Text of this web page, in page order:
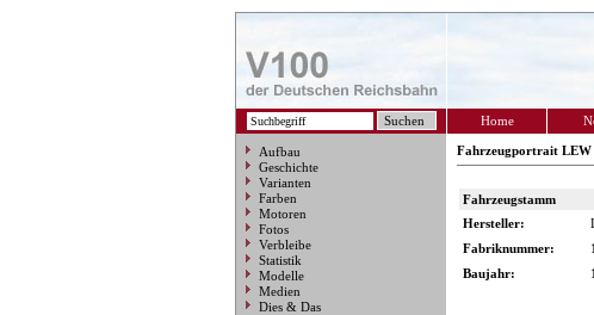
Home
Aufbau
Geschichte
Varianten
Farben
Motoren
Fotos
Verbleibe
Statistik
Modelle
Medien
Dies & Das
Fahrzeugportrait LEW
Fahrzeugstamm
Hersteller:
Fabriknummer:
Baujahr: